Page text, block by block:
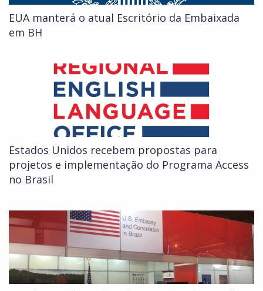
EUA manterá o atual Escritório da Embaixada
em BH
Estados Unidos recebem propostas para
projetos e implementação do Programa Access
no Brasil